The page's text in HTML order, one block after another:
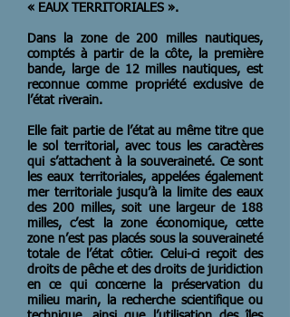
« EAUX TERRITORIALES ».
Dans la zone de 200 milles nautiques,
comptés à partir de la côte, la première
bande, large de 12 milles nautiques, est
reconnue comme propriété exclusive de
l’état riverain.
Elle fait partie de l’état au même titre que
le sol territorial, avec tous les caractères
qui s’attachent à la souveraineté. Ce sont
les eaux territoriales, appelées également
mer territoriale jusqu’à la limite des eaux
des 200 milles, soit une largeur de 188
milles, c’est la zone économique, cette
zone n’est pas placés sous la souveraineté
totale de l’état côtier. Celui-ci reçoit des
droits de pêche et des droits de juridiction
en ce qui concerne la préservation du
milieu marin, la recherche scientifique ou